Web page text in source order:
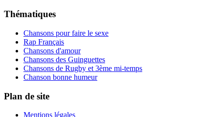
Thématiques
Chansons pour faire le sexe
Rap Français
Chansons d'amour
Chansons des Guinguettes
Chansons de Rugby et 3ème mi-temps
Chanson bonne humeur
Plan de site
Mentions légales